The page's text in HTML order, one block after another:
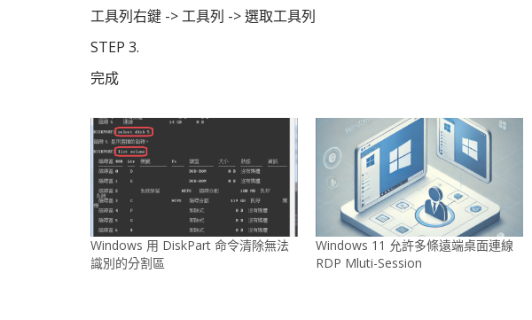
工具列右鍵 -> 工具列 -> 選取工具列
STEP 3.
完成
Windows 用 DiskPart 命令清除無法
識別的分割區
Windows 11 允許多條遠端桌面連線
RDP Mluti-Session